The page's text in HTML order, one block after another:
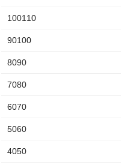
100110
90100
8090
7080
6070
5060
4050